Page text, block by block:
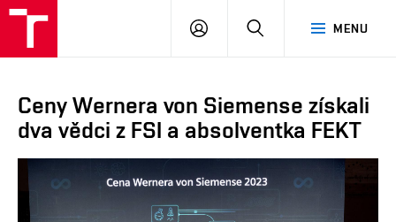
MENU
PŘIHLÁSIT
Ceny Wernera von Siemense získali
dva vědci z FSI a absolventka FEKT